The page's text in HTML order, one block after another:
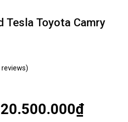
Tesla Toyota Camry
20.500.000₫